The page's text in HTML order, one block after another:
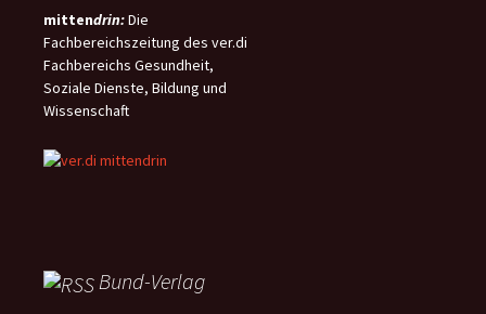
mittendrin:Die
Fachbereichszeitung des ver.di
Fachbereichs Gesundheit,
Soziale Dienste, Bildung und
Wissenschaft
Bund-Verlag